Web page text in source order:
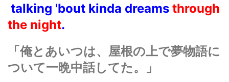
talking 'bout kinda dreams through
the night.
「俺とあいつは、屋根の上で夢物語に
ついて一晩中話してた。」